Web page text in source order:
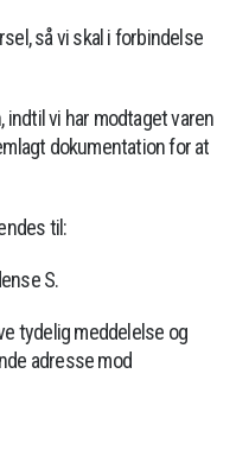
så vi skal i forbindelse
indtil vi har modtaget varen
dokumentation for at
til:
S.
tydelig meddelelse og
adresse mod